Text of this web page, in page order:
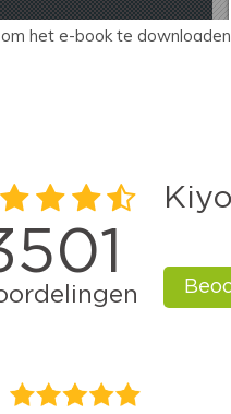
om het e-book te downloaden.